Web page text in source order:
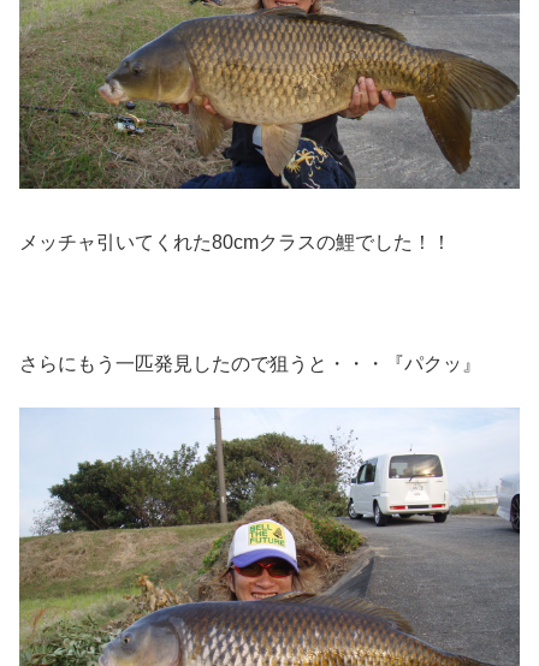
メッチャ引いてくれた80cmクラスの鯉でした！！
さらにもう一匹発見したので狙うと・・・『パクッ』